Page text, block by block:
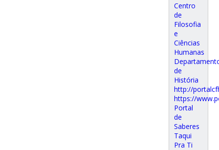
Centro
de
Filosofia
e
Ciências
Humanas
de
História
http://
https://
Portal
de
Saberes
Taqui
Pra Ti